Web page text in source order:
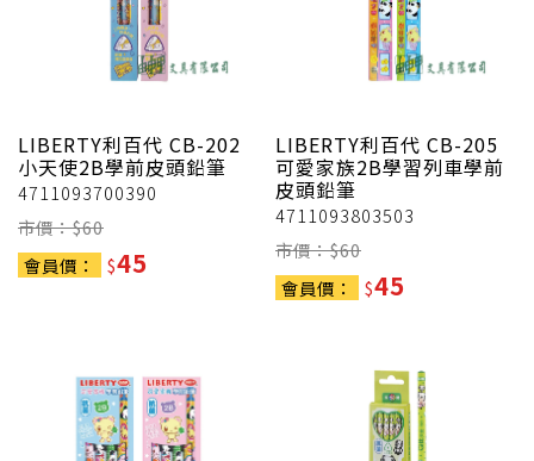
LIBERTY利百代 CB-202
小天使2B學前皮頭鉛筆
4711093700390
市價：$60
會員價：
$45
LIBERTY利百代 CB-205
可愛家族2B學習列車學前
皮頭鉛筆
4711093803503
市價：$60
會員價：
$45